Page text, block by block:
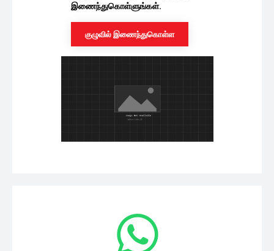
இணைந்துகொள்ளுங்கள்.
குழுவில் இணைந்துகொள்ள